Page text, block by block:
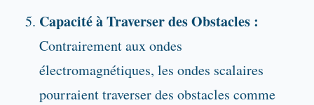
Capacité à Traverser des Obstacles :
Contrairement aux ondes
électromagnétiques, les ondes scalaires
pourraient traverser des obstacles comme